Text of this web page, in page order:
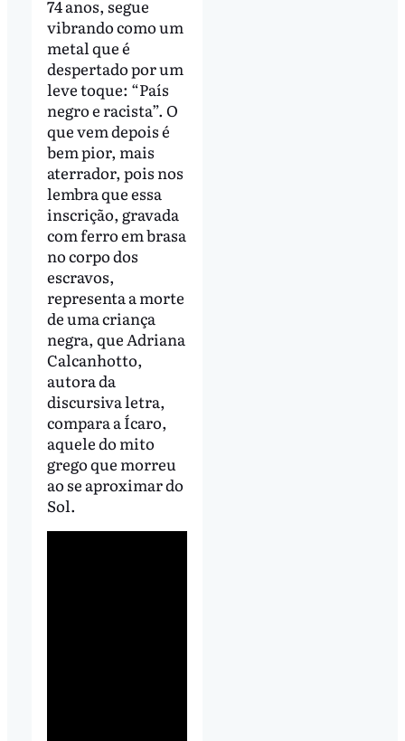
74 anos, segue
vibrando como um
metal que é
despertado por um
leve toque: “País
negro e racista”. O
que vem depois é
bem pior, mais
aterrador, pois nos
lembra que essa
inscrição, gravada
com ferro em brasa
no corpo dos
escravos,
representa a morte
de uma criança
negra, que Adriana
Calcanhotto,
autora da
discursiva letra,
compara a Ícaro,
aquele do mito
grego que morreu
ao se aproximar do
Sol.